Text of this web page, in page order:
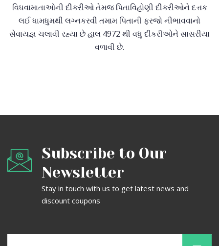
વિધવામાતાઓની દીકરીઓ તેમજ પિતાવિહોણી દીકરીઓને દત્તક
લઈ ધામધુમથી લગ્નકરવી તમામ પિતાની ફરજો નીભાવવાનો
સેવાયજ્ઞ ચલાવી રહ્યા છે હાલ 4972 થી વધુ દીકરીઓને સાસરીયા
વળાવી છે.
Subscribe to Our
Newsletter
Stay in touch with us to get latest news and
discount coupons